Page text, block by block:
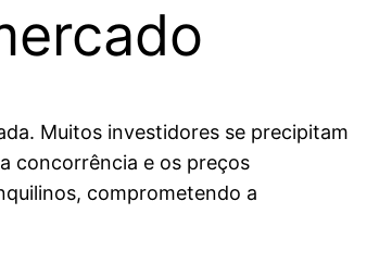
Muitos investidores se precipitam
concorrência e os preços
comprometendo a